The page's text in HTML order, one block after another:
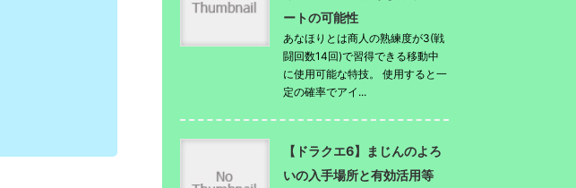
ートの可能性
あなほりとは商人の熟練度が3(戦
闘回数14回)で習得できる移動中
に使用可能な特技。 使用すると一
定の確率でアイ...
【ドラクエ6】まじんのよろ
いの入手場所と有効活用等